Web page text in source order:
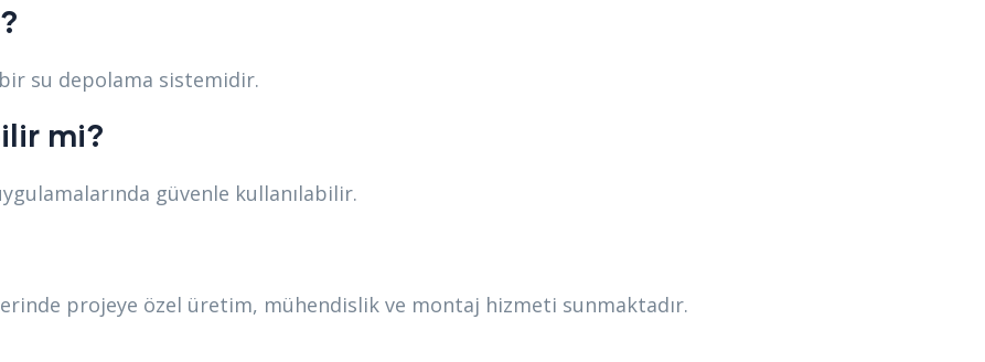
su depolama sistemidir.
mi?
güvenle kullanılabilir.
projeye özel üretim, mühendislik ve montaj hizmeti sunmaktadır.